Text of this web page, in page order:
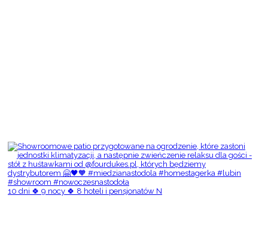
10 dni 🍀 9 nocy 🍀 8 hoteli i pensjonatów N